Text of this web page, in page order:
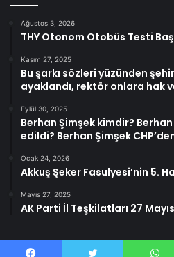
Ağustos 3, 2026
THY Otonom Otobüs Testi
Kasım 27, 2025
Bu şarkı sözleri yüzünden şehir
ayaklandı, rektör onlara hak
Eylül 30, 2025
Berhan Şimşek kimdir? Berhan
edildi? Berhan Şimşek
Ocak 24, 2026
Akkuş Şeker Fasulyesi’nin 5.
Mayıs 27, 2025
AK Parti İl Teşkilatları 27